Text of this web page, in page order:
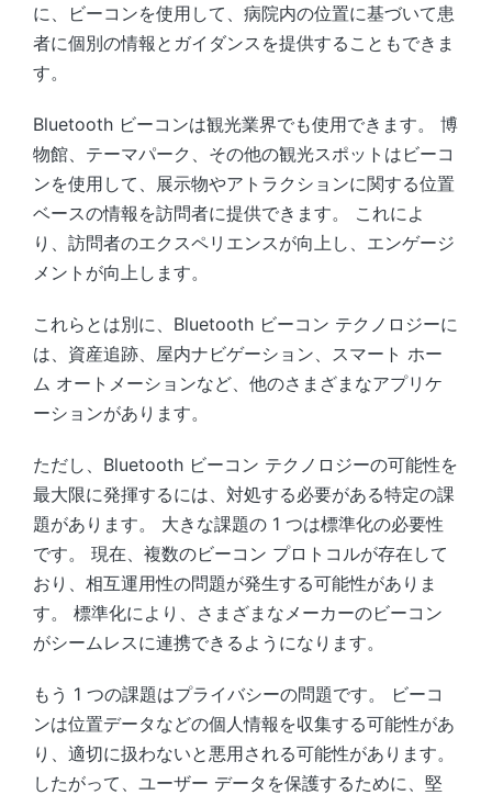
に、ビーコンを使用して、病院内の位置に基づいて患
者に個別の情報とガイダンスを提供することもできま
す。
Bluetooth ビーコンは観光業界でも使用できます。 博
物館、テーマパーク、その他の観光スポットはビーコ
ンを使用して、展示物やアトラクションに関する位置
ベースの情報を訪問者に提供できます。 これによ
り、訪問者のエクスペリエンスが向上し、エンゲージ
メントが向上します。
これらとは別に、Bluetooth ビーコン テクノロジーに
は、資産追跡、屋内ナビゲーション、スマート ホー
ム オートメーションなど、他のさまざまなアプリケ
ーションがあります。
ただし、Bluetooth ビーコン テクノロジーの可能性を
最大限に発揮するには、対処する必要がある特定の課
題があります。 大きな課題の 1 つは標準化の必要性
です。 現在、複数のビーコン プロトコルが存在して
おり、相互運用性の問題が発生する可能性がありま
す。 標準化により、さまざまなメーカーのビーコン
がシームレスに連携できるようになります。
もう 1 つの課題はプライバシーの問題です。 ビーコ
ンは位置データなどの個人情報を収集する可能性があ
り、適切に扱わないと悪用される可能性があります。
したがって、ユーザー データを保護するために、堅